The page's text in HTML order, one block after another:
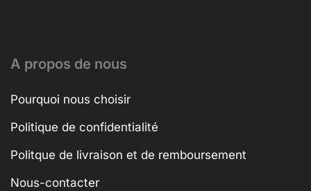
A propos de nous
Pourquoi nous choisir
Politique de confidentialité
Politque de livraison et de remboursement
Nous-contacter